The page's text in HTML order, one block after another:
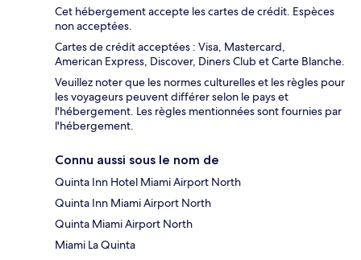
Cet hébergement accepte les cartes de crédit. Espèces
non acceptées.
Cartes de crédit acceptées : Visa, Mastercard,
American Express, Discover, Diners Club et Carte Blanche.
Veuillez noter que les normes culturelles et les règles pour
les voyageurs peuvent différer selon le pays et
l'hébergement. Les règles mentionnées sont fournies par
l'hébergement.
Connu aussi sous le nom de
Quinta Inn Hotel Miami Airport North
Quinta Inn Miami Airport North
Quinta Miami Airport North
Miami La Quinta